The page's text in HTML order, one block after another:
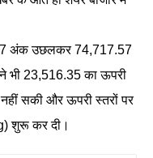
अंक उछलकर 74,717.57
ने भी 23,516.35 का ऊपरी
सकी और ऊपरी स्तरों पर
शुरू कर दी।